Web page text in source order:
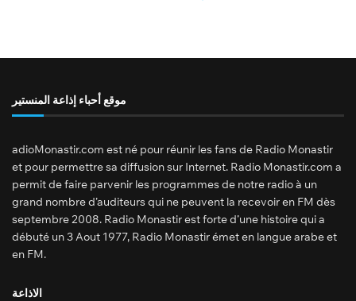
موقع أحباء إذاعة المنستير
adioMonastir.com est né pour réunir les fans de Radio Monastir
et pour permettre sa diffusion sur Internet. Radio Monastir.com a
permit de faire parvenir les programmes de notre radio à un
grand nombre d’auditeurs qui ne peuvent la recevoir en FM dès
septembre 2008. Radio Monastir est forte d’une histoire qui a
débuté un 3 Aout 1977, Radio Monastir émet en langue arabe et
en FM.
الاذاعة